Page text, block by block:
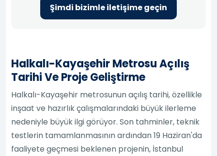
Şimdi bizimle iletişime geçin
Halkalı-Kayaşehir Metrosu Açılış
Tarihi Ve Proje Geliştirme
Halkalı-Kayaşehir metrosunun açılış tarihi, özellikle
inşaat ve hazırlık çalışmalarındaki büyük ilerleme
nedeniyle büyük ilgi görüyor. Son tahminler, teknik
testlerin tamamlanmasının ardından 19 Haziran'da
faaliyete geçmesi beklenen projenin, İstanbul